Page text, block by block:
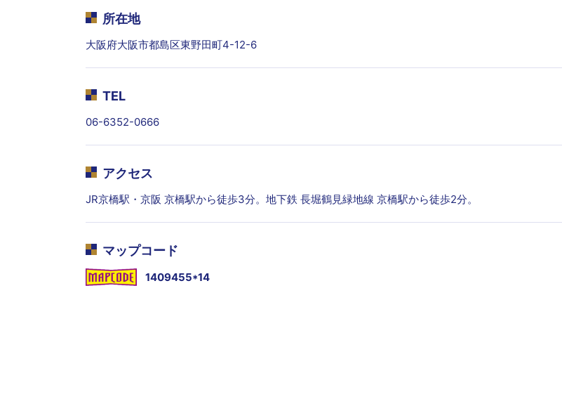
所在地
大阪府大阪市都島区東野田町4-12-6
TEL
06-6352-0666
アクセス
JR京橋駅・京阪 京橋駅から徒歩3分。地下鉄 長堀鶴見緑地線 京橋駅から徒歩2分。
マップコード
1409455*14